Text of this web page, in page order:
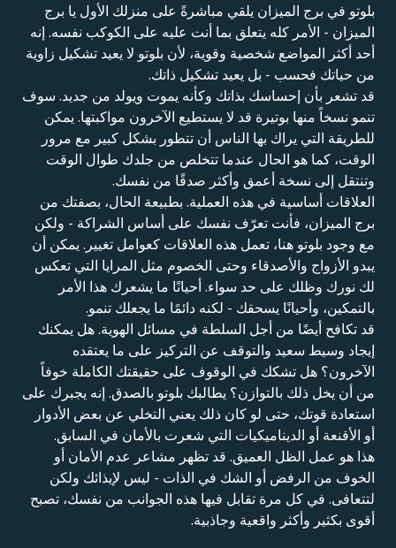
بلوتو في برج الميزان يلقي مباشرةً على منزلك الأول يا برج
الميزان - الأمر كله يتعلق بما أنت عليه على الكوكب نفسه. إنه
أحد أكثر المواضع شخصية وقوية، لأن بلوتو لا يعيد تشكيل زاوية
من حياتك فحسب - بل يعيد تشكيل ذاتك.
قد تشعر بأن إحساسك بذاتك وكأنه يموت ويولد من جديد. سوف
تنمو نسخاً منها بوتيرة قد لا يستطيع الآخرون مواكبتها. يمكن
للطريقة التي يراك بها الناس أن تتطور بشكل كبير مع مرور
الوقت، كما هو الحال عندما تتخلص من جلدك طوال الوقت
وتنتقل إلى نسخة أعمق وأكثر صدقًا من نفسك.
العلاقات أساسية في هذه العملية. بطبيعة الحال، بصفتك من
برج الميزان، فأنت تعرّف نفسك على أساس الشراكة - ولكن
مع وجود بلوتو هنا، تعمل هذه العلاقات كعوامل تغيير. يمكن أن
يبدو الأزواج والأصدقاء وحتى الخصوم مثل المرايا التي تعكس
لك نورك وظلك على حد سواء. أحيانًا ما يشعرك هذا الأمر
بالتمكين، وأحيانًا يسحقك - لكنه دائمًا ما يجعلك تنمو.
قد تكافح أيضًا من أجل السلطة في مسائل الهوية. هل يمكنك
إيجاد وسيط سعيد والتوقف عن التركيز على ما يعتقده
الآخرون؟ هل تشكك في الوقوف على حقيقتك الكاملة خوفاً
من أن يخل ذلك بالتوازن؟ يطالبك بلوتو بالصدق. إنه يجبرك على
استعادة قوتك، حتى لو كان ذلك يعني التخلي عن بعض الأدوار
أو الأقنعة أو الديناميكيات التي شعرت بالأمان في السابق.
هذا هو عمل الظل العميق. قد تظهر مشاعر عدم الأمان أو
الخوف من الرفض أو الشك في الذات - ليس لإيذائك ولكن
لتتعافى. في كل مرة تقابل فيها هذه الجوانب من نفسك، تصبح
أقوى بكثير وأكثر واقعية وجاذبية.